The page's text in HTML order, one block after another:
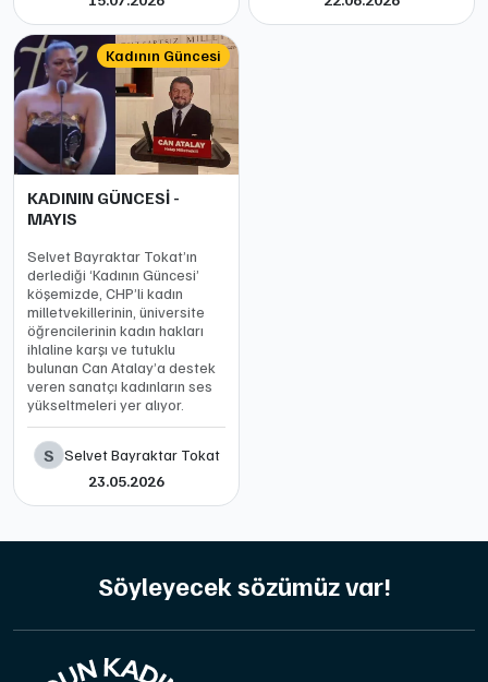
Kadının Güncesi
KADININ GÜNCESİ -
MAYIS
Selvet Bayraktar Tokat’ın
derlediği ‘Kadının Güncesi’
köşemizde, CHP’li kadın
milletvekillerinin, üniversite
öğrencilerinin kadın hakları
ihlaline karşı ve tutuklu
bulunan Can Atalay’a destek
veren sanatçı kadınların ses
yükseltmeleri yer alıyor.
S Selvet Bayraktar Tokat
23.05.2026
Söyleyecek sözümüz var!